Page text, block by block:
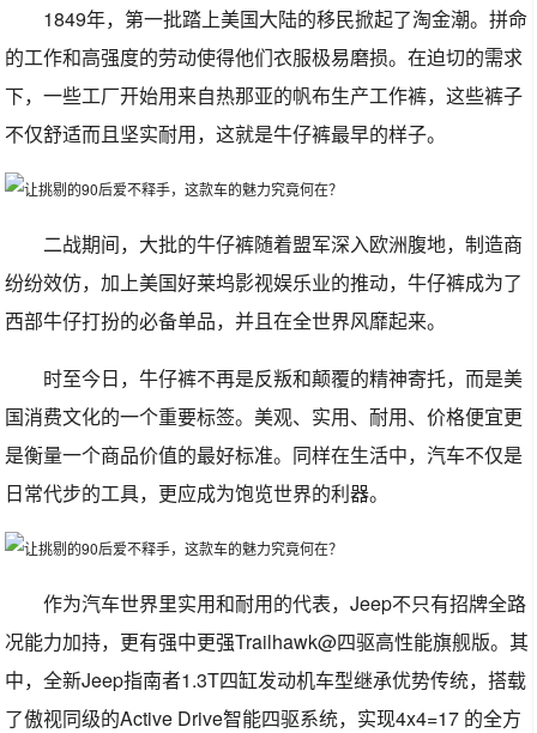
1849年，第一批踏上美国大陆的移民掀起了淘金潮。拼命
的工作和高强度的劳动使得他们衣服极易磨损。在迫切的需求
下，一些工厂开始用来自热那亚的帆布生产工作裤，这些裤子
不仅舒适而且坚实耐用，这就是牛仔裤最早的样子。
二战期间，大批的牛仔裤随着盟军深入欧洲腹地，制造商
纷纷效仿，加上美国好莱坞影视娱乐业的推动，牛仔裤成为了
西部牛仔打扮的必备单品，并且在全世界风靡起来。
时至今日，牛仔裤不再是反叛和颠覆的精神寄托，而是美
国消费文化的一个重要标签。美观、实用、耐用、价格便宜更
是衡量一个商品价值的最好标准。同样在生活中，汽车不仅是
日常代步的工具，更应成为饱览世界的利器。
作为汽车世界里实用和耐用的代表，Jeep不只有招牌全路
况能力加持，更有强中更强Trailhawk@四驱高性能旗舰版。其
中，全新Jeep指南者1.3T四缸发动机车型继承优势传统，搭载
了傲视同级的Active Drive智能四驱系统，实现4x4=17 的全方